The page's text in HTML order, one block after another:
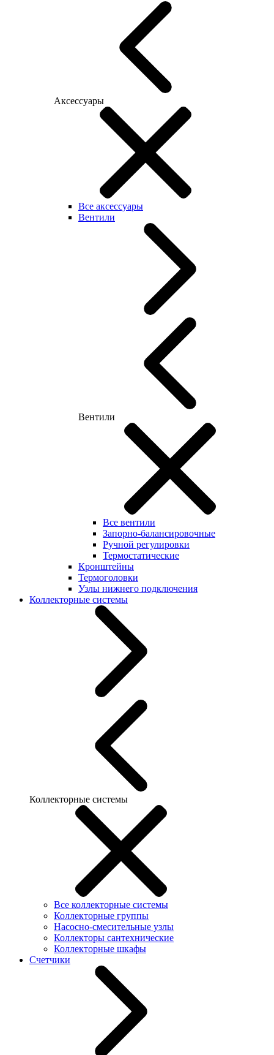
Аксессуары
Все аксессуары
Вентили
Вентили
Все вентили
Запорно-балансировочные
Ручной регулировки
Термостатические
Кронштейны
Термоголовки
Узлы нижнего подключения
Коллекторные системы
Коллекторные системы
Все коллекторные системы
Коллекторные группы
Насосно-смесительные узлы
Коллекторы сантехнические
Коллекторные шкафы
Счетчики